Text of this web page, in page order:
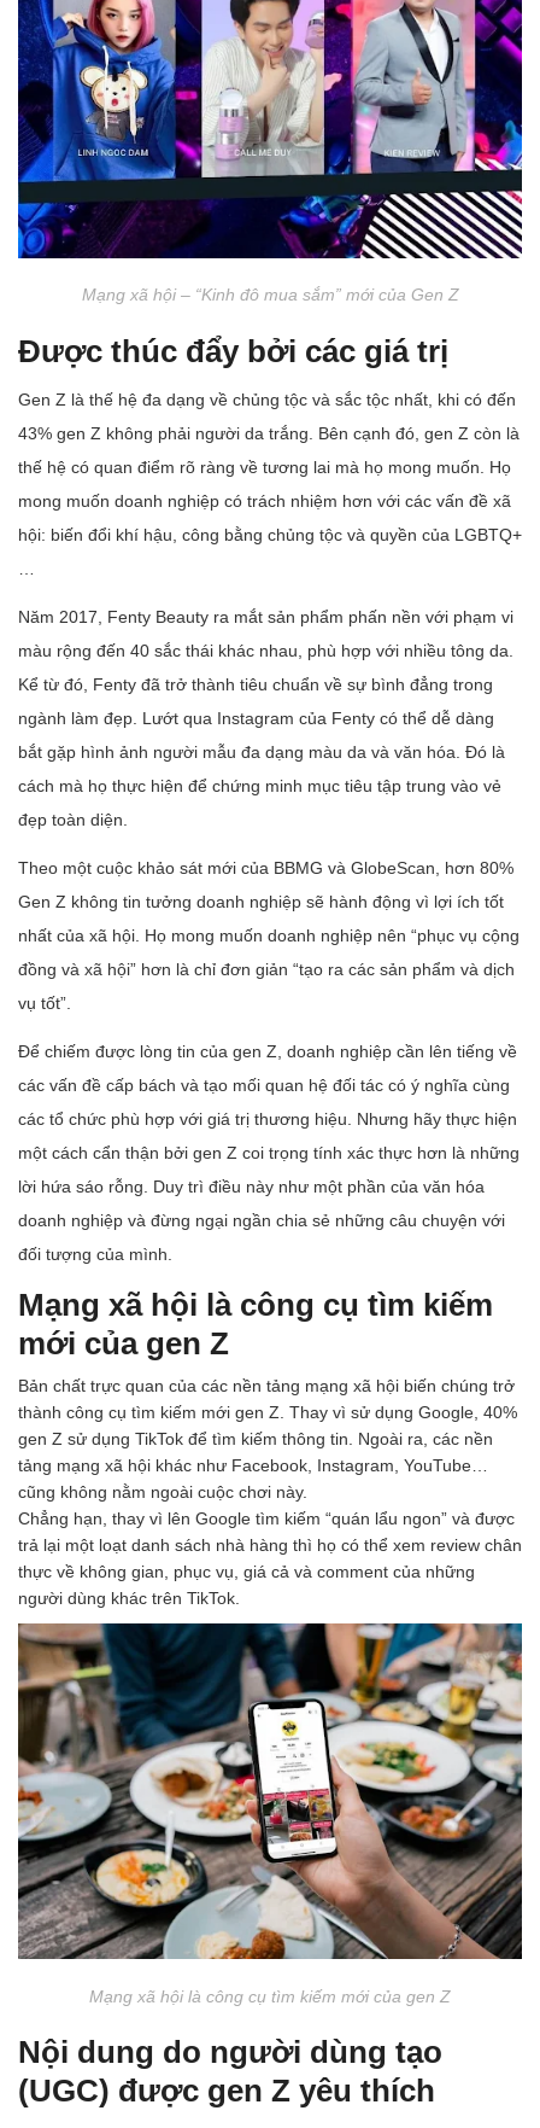
Mạng xã hội – “Kinh đô mua sắm” mới của Gen Z
Được thúc đẩy bởi các giá trị
Gen Z là thế hệ đa dạng về chủng tộc và sắc tộc nhất, khi có đến
43% gen Z không phải người da trắng. Bên cạnh đó, gen Z còn là
thế hệ có quan điểm rõ ràng về tương lai mà họ mong muốn. Họ
mong muốn doanh nghiệp có trách nhiệm hơn với các vấn đề xã
hội: biến đổi khí hậu, công bằng chủng tộc và quyền của LGBTQ+
Năm 2017, Fenty Beauty ra mắt sản phẩm phấn nền với phạm vi
màu rộng đến 40 sắc thái khác nhau, phù hợp với nhiều tông da.
Kể từ đó, Fenty đã trở thành tiêu chuẩn về sự bình đẳng trong
ngành làm đẹp. Lướt qua Instagram của Fenty có thể dễ dàng
bắt gặp hình ảnh người mẫu đa dạng màu da và văn hóa. Đó là
cách mà họ thực hiện để chứng minh mục tiêu tập trung vào vẻ
đẹp toàn diện.
Theo một cuộc khảo sát mới của BBMG và GlobeScan, hơn 80%
Gen Z không tin tưởng doanh nghiệp sẽ hành động vì lợi ích tốt
nhất của xã hội. Họ mong muốn doanh nghiệp nên “phục vụ cộng
đồng và xã hội” hơn là chỉ đơn giản “tạo ra các sản phẩm và dịch
vụ tốt”.
Để chiếm được lòng tin của gen Z, doanh nghiệp cần lên tiếng về
các vấn đề cấp bách và tạo mối quan hệ đối tác có ý nghĩa cùng
các tổ chức phù hợp với giá trị thương hiệu. Nhưng hãy thực hiện
một cách cẩn thận bởi gen Z coi trọng tính xác thực hơn là những
lời hứa sáo rỗng. Duy trì điều này như một phần của văn hóa
doanh nghiệp và đừng ngại ngần chia sẻ những câu chuyện với
đối tượng của mình.
Mạng xã hội là công cụ tìm kiếm
mới của gen Z
Bản chất trực quan của các nền tảng mạng xã hội biến chúng trở
thành công cụ tìm kiếm mới gen Z. Thay vì sử dụng Google, 40%
gen Z sử dụng TikTok để tìm kiếm thông tin. Ngoài ra, các nền
tảng mạng xã hội khác như Facebook, Instagram, YouTube…
cũng không nằm ngoài cuộc chơi này.
Chẳng hạn, thay vì lên Google tìm kiếm “quán lẩu ngon” và được
trả lại một loạt danh sách nhà hàng thì họ có thể xem review chân
thực về không gian, phục vụ, giá cả và comment của những
người dùng khác trên TikTok.
Mạng xã hội là công cụ tìm kiếm mới của gen Z
Nội dung do người dùng tạo
(UGC) được gen Z yêu thích